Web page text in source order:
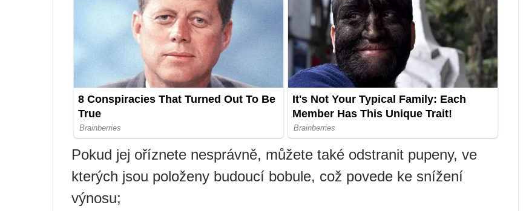
Pokud jej oříznete nesprávně, můžete také odstranit pupeny, ve
kterých jsou položeny budoucí bobule, což povede ke snížení
výnosu;